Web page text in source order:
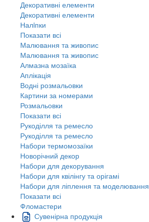
Декоративні елементи
Декоративні елементи
Налiпки
Показати всі
Малювання та живопис
Малювання та живопис
Алмазна мозаїка
Аплікація
Водні розмальовки
Картини за номерами
Розмальовки
Показати всі
Рукоділля та ремесло
Рукоділля та ремесло
Набори термомозаїки
Новорічний декор
Набори для декорування
Набори для квілінгу та орігамі
Набори для ліплення та моделювання
Показати всі
Фломастери
Сувенірна продукція